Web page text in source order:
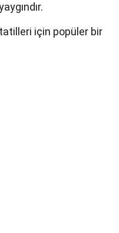
için popüler bir